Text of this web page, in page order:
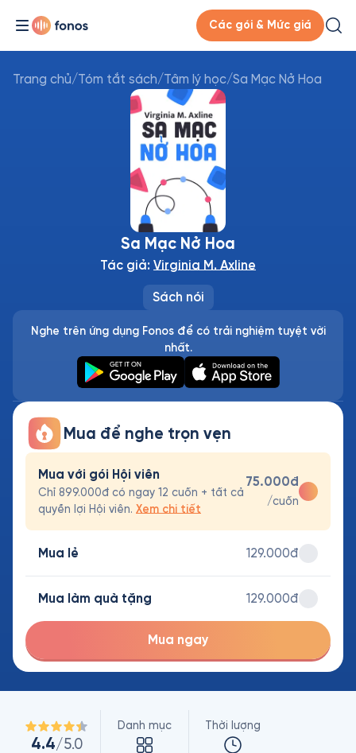
Các gói & Mức giá
Trang chủ/Tóm tắt sách/Tâm lý học/Sa Mạc Nở Hoa
Sách nói
Sa Mạc Nở Hoa
Tác giả: Virginia M. Axline
Nghe trên ứng dụng Fonos để có trải nghiệm tuyệt vời
nhất.
Mua để nghe trọn vẹn
Mua với gói Hội viên
Chỉ 899.000đ có ngay 12 cuốn + tất cả
quyền lợi Hội viên. Xem chi tiết
75.000đ
/cuốn
Mua lẻ 129.000đ
Mua làm quà tặng 129.000đ
Mua ngay
4.4/5.0
Danh mục Thời lượng